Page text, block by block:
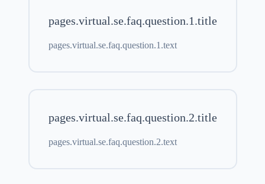
pages.virtual.se.faq.question.1.title
pages.virtual.se.faq.question.1.text
pages.virtual.se.faq.question.2.title
pages.virtual.se.faq.question.2.text